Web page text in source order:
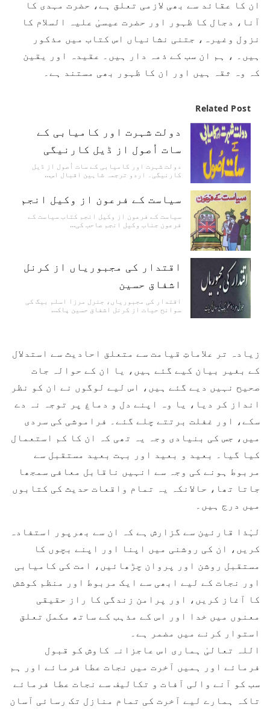
ان کا عقائد سے بھی لازمی تعلق ہے، حضرت مہدی کا
آنا، دجال کا ظہور اور حضرت عیسیٰ علیہ السلام کا
نزول وغیرہ، جتنی نشانیاں اس کتاب میں مذکور
ہیں۔ ، ہم ان سب کے ذمہ دار ہیں۔ عقیدہ اور یقین
کہ وہ ثقہ ہیں اور ان کا ظہور بھی مستند ہے۔
Related Post
دولت شہرت اور کامیابی کے
سات اُصول از ڈیل کارنیگی
دولت شہرت اور کامیابی کے سات اُصول از ڈیل
کارنیگی۔ اردو ترجمہ شاہین اقبال اس…
سیاست کے فرعون از وکیل انجم
سیاست کے فرعون از وکیل انجم کتاب سیاست کے
فرعون جناب وکیل انجم صاحب کی…
اقتدار کی مجبوریاں از کرنل
اشفاق حسین
اقتدار کی مجبوریاں، جنرل مرزا اسلم بیگ کی
سوانح حیات از کرنل اشفاق حسین پاک…
زیادہ تر علاماتِ قیامت سے متعلق احادیث سے استدلال
کے بغیر بیان کیے گئے ہیں، یا ان کے حوالہ جات
صحیح نہیں دیے گئے ہیں، اس لیے لوگوں نے ان کو نظر
انداز کر دیا، یا وہ اپنے دل و دماغ پر توجہ نہ دے
سکے، اور غفلت برتتے چلے گئے۔ فراموشی کی سردی
میں، جس کی بنیادی وجہ یہ تھی کہ ان کا کم استعمال
کیا گیا۔ بعید و بعید اور بہت بعید مستقبل سے
مربوط ہونے کی وجہ سے انہیں ناقابل معافی سمجھا
جاتا تھا، حالانکہ یہ تمام واقعات حدیث کی کتابوں
میں درج ہیں۔
لہٰذا قارئین سے گزارش ہے کہ ان سے بھرپور استفادہ
کریں، ان کی روشنی میں اپنا اور اپنے بچوں کا
مستقبل روشن اور پروان چڑھائیں، امت کی کامیابی
اور نجات کے لیے ابھی سے ایک مربوط اور منظم کوشش
کا آغاز کریں، اور پرامن زندگی کا راز حقیقی
معنوں میں خدا اور اس کے مذہب کے ساتھ مکمل تعلق
استوار کرنے میں مضمر ہے۔
اللہ تعالیٰ ہماری اس عاجزانہ کاوش کو قبول
فرمائے اور ہمیں آخرت میں نجات عطا فرمائے اور ہم
سب کو آنے والی آفات و تکالیف سے نجات عطا فرمائے
تاکہ ہمارے لیے آخرت کی تمام منازل تک رسائی آسان